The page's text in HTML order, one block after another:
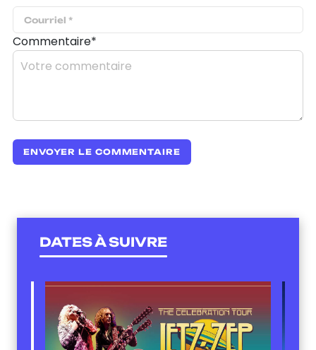
Commentaire*
DATES À SUIVRE